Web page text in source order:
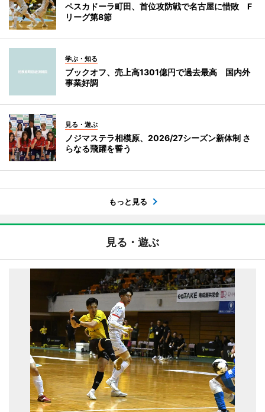
ペスカドーラ町田、首位攻防戦で名古屋に惜敗 F
リーグ第8節
学ぶ・知る
ブックオフ、売上高1301億円で過去最高 国内外
事業好調
見る・遊ぶ
ノジマステラ相模原、2026/27シーズン新体制 さ
らなる飛躍を誓う
もっと見る
見る・遊ぶ